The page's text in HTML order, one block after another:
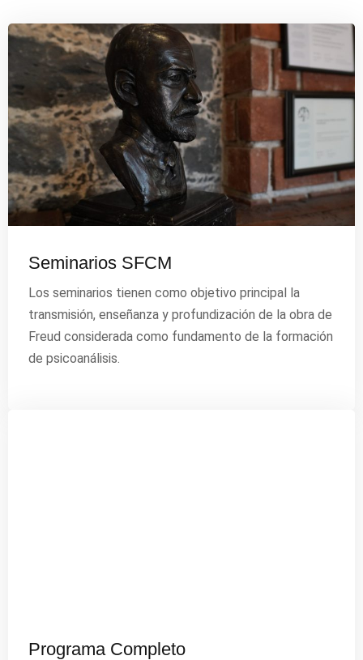
Seminarios SFCM
Los seminarios tienen como objetivo principal la
transmisión, enseñanza y profundización de la obra de
Freud considerada como fundamento de la formación
de psicoanálisis.
Programa Completo